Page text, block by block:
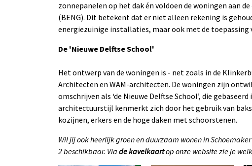
zonnepanelen op het dak én voldoen de woningen aan
(BENG). Dit betekent dat er niet alleen rekening is
energiezuinige installaties, maar ook met de toepassing
De 'Nieuwe Delftse School'
Het ontwerp van de woningen is - net zoals in de
Architecten en WAM-architecten. De woningen zijn
omschrijven als ‘de Nieuwe Delftse School’, die
architectuurstijl kenmerkt zich door het gebruik van
kozijnen, erkers en de hoge daken met schoorstenen.
Wil jij ook heerlijk groen en duurzaam wonen in
2 beschikbaar. Via de kavelkaartop onze website zie je